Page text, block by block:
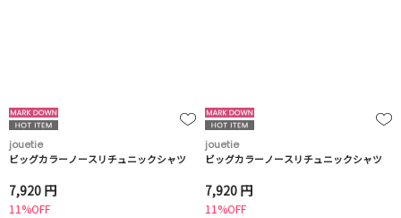
jouetie
ビッグカラーノースリチュニックシャツ
7,920 円
11%OFF
jouetie
ビッグカラーノースリチュニックシャツ
7,920 円
11%OFF